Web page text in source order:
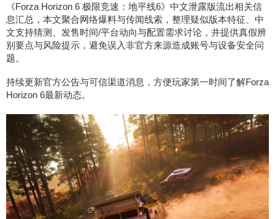
《Forza Horizon 6 极限竞速：地平线6》中文泄露版流出相关信
息汇总，本文聚合网络爆料与传闻线索，整理疑似版本特征、中
文支持猜测、发售时间/平台动向与配置需求讨论，并提供真假辨
别要点与风险提示，避免误入非官方来源造成账号与设备安全问
题。
持续更新官方公告与可信渠道消息，方便玩家第一时间了解Forza
Horizon 6最新动态。